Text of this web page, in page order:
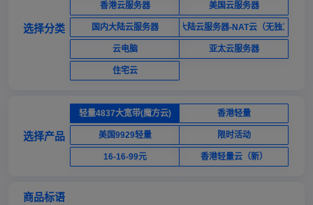
选择分类
香港云服务器 美国云服务器
国内大陆云服务器 国内大陆云服务器-NAT云（无独立ip）
云电脑 亚太云服务器
住宅云
选择产品
轻量4837大宽带(魔方云) 香港轻量
美国9929轻量 限时活动
16-16-99元 香港轻量云（新）
商品标语